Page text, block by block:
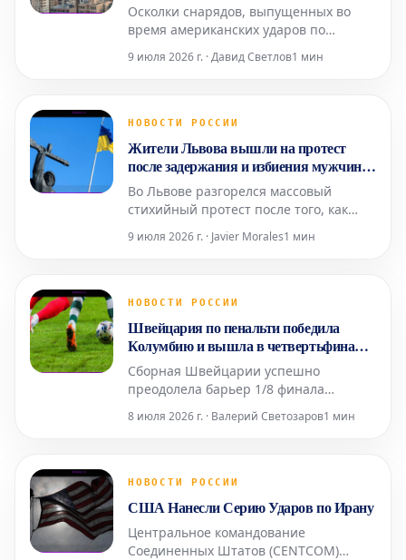
Осколки снарядов, выпущенных во
время американских ударов по
местную больницу Имама Али.
поражения после атаки американских
Ранее в иранских медиа появлялись
сообщения
9 июля 2026 г. · Давид Светлов1 мин
НОВОСТИ РОССИИ
Жители Львова вышли на протест
после задержания и избиения мужчины
ТЦК
Во Львове разгорелся массовый
стихийный протест после того, как
комплектования (ТЦК) задержали и
значительное возмущение среди
ночи переросла в многочисленн
9 июля 2026 г. · Javier Morales1 мин
НОВОСТИ РОССИИ
Швейцария по пенальти победила
Колумбию и вышла в четвертьфинал
ЧМ-2026
Сборная Швейцарии успешно
преодолела барьер 1/8 финала
года, обыграв команду Колумбии в
этой напряженной встречи не
завершившись нулевой ничьей. Исход
матча определился в посл
8 июля 2026 г. · Валерий Светозаров1 мин
НОВОСТИ РОССИИ
США Нанесли Серию Ударов по Ирану
Центральное командование
Соединенных Штатов (CENTCOM)